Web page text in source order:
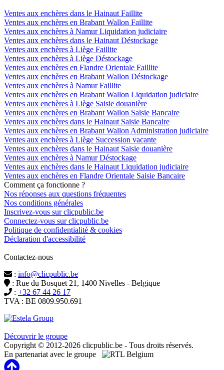
Ventes aux enchères dans le Hainaut Faillite
Ventes aux enchères en Brabant Wallon Faillite
Ventes aux enchères à Namur Liquidation judiciaire
Ventes aux enchères dans le Hainaut Déstockage
Ventes aux enchères à Liège Faillite
Ventes aux enchères à Liège Déstockage
Ventes aux enchères en Flandre Orientale Faillite
Ventes aux enchères en Brabant Wallon Déstockage
Ventes aux enchères à Namur Faillite
Ventes aux enchères en Brabant Wallon Liquidation judiciaire
Ventes aux enchères à Liège Saisie douanière
Ventes aux enchères en Brabant Wallon Saisie Bancaire
Ventes aux enchères dans le Hainaut Saisie Bancaire
Ventes aux enchères en Brabant Wallon Administration judiciaire
Ventes aux enchères à Liège Succession vacante
Ventes aux enchères dans le Hainaut Saisie douanière
Ventes aux enchères à Namur Déstockage
Ventes aux enchères dans le Hainaut Liquidation judiciaire
Ventes aux enchères en Flandre Orientale Saisie Bancaire
Comment ça fonctionne ?
Nos réponses aux questions fréquentes
Nos conditions générales
Inscrivez-vous sur clicpublic.be
Connectez-vous sur clicpublic.be
Politique de confidentialité & cookies
Déclaration d'accessibilité
Contactez-nous
: info@clicpublic.be
: Rue du Bosquet 21, 1400 Nivelles - Belgique
: +32 67 44 26 17
TVA : BE 0809.950.691
Découvrir le groupe
Copyright © 2012-2026 clicpublic.be - Tous droits réservés.
En partenariat avec le groupe